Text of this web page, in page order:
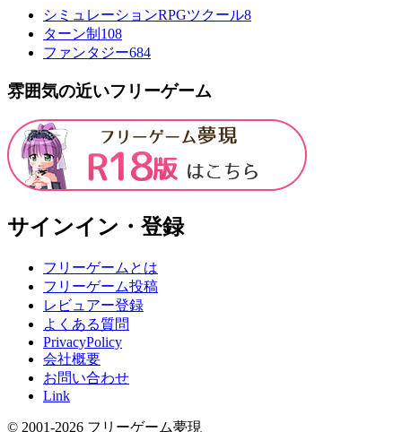
シミュレーションRPGツクール8
ターン制 108
ファンタジー684
雰囲気の近いフリーゲーム
サインイン・登録
フリーゲームとは
フリーゲーム投稿
レビュアー登録
よくある質問
PrivacyPolicy
会社概要
お問い合わせ
Link
© 2001-2026 フリーゲーム夢現